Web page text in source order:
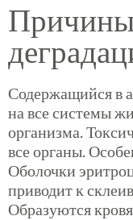
Причины
Содержащийся в
на все системы
организма.
все органы.
Оболочки
приводит к
Образуются